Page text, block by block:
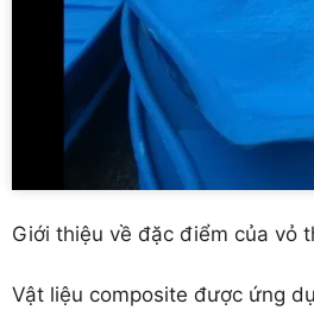
Giới thiệu về đặc điểm của vỏ
Vật liệu composite được ứng